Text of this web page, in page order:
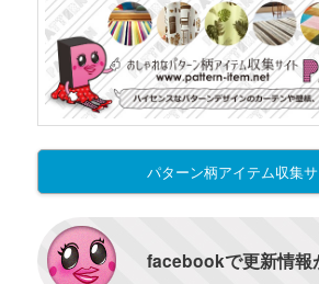
パターン柄アイテム収集サ
facebookで更新情報